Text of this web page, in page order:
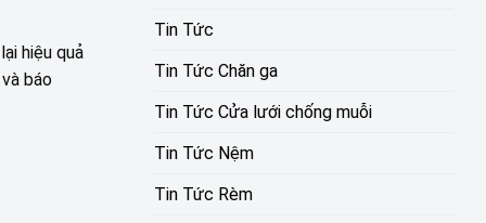
hiệu quả
báo
Tin Tức
Tin Tức Chăn ga
Tin Tức Cửa lưới chống muỗi
Tin Tức Nệm
Tin Tức Rèm